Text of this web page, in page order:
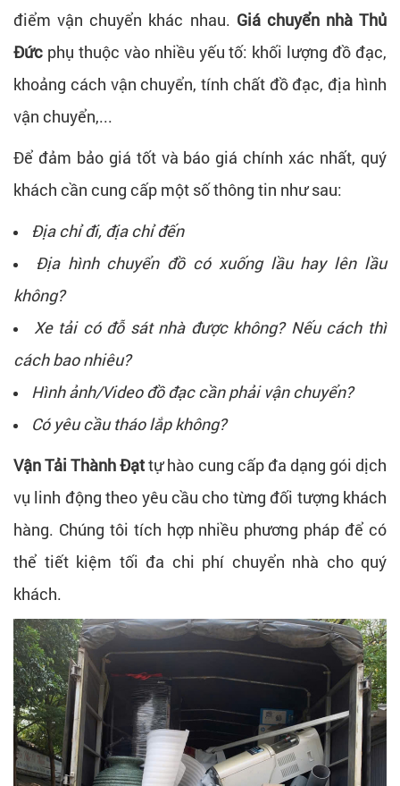
điểm vận chuyển khác nhau. Giá chuyển nhà Thủ
Đức phụ thuộc vào nhiều yếu tố: khối lượng đồ đạc,
khoảng cách vận chuyển, tính chất đồ đạc, địa hình
vận chuyển,...
Để đảm bảo giá tốt và báo giá chính xác nhất, quý
khách cần cung cấp một số thông tin như sau:
Địa chỉ đi, địa chỉ đến
Địa hình chuyển đồ có xuống lầu hay lên lầu
không?
Xe tải có đỗ sát nhà được không? Nếu cách thì
cách bao nhiêu?
Hình ảnh/Video đồ đạc cần phải vận chuyển?
Có yêu cầu tháo lắp không?
Vận Tải Thành Đạttự hào cung cấp đa dạng gói dịch
vụ linh động theo yêu cầu cho từng đối tượng khách
hàng. Chúng tôi tích hợp nhiều phương pháp để có
thể tiết kiệm tối đa chi phí chuyển nhà cho quý
khách.